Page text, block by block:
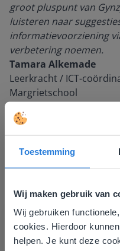
Toestemming
Wij maken gebruik van
Wij gebruiken
cookies. Hierdoor
helpen. Je kunt deze
groot pluspunt van
luisteren naar
informatievoorziening
verbetering noemen.
Tamara Alkemade
Leerkracht / ICT-
Margrietschool
Deze
overeen met